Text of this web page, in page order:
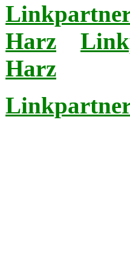
Linkpartner
Harz
Harz
Linkpartner